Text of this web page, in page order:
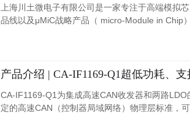
上海川土微电子有限公司是一家专注于高端模拟
品线以及μMiC战略产品（ micro-Module in Chip
产品介绍 | CA-IF1169-Q1超低功耗、
CA-IF1169-Q1为集成高速CAN收发器和两路
定的高速CAN（控制器局域网络）物理层标准，